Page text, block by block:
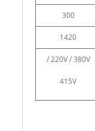
300
1420
220V / 380V /
415V